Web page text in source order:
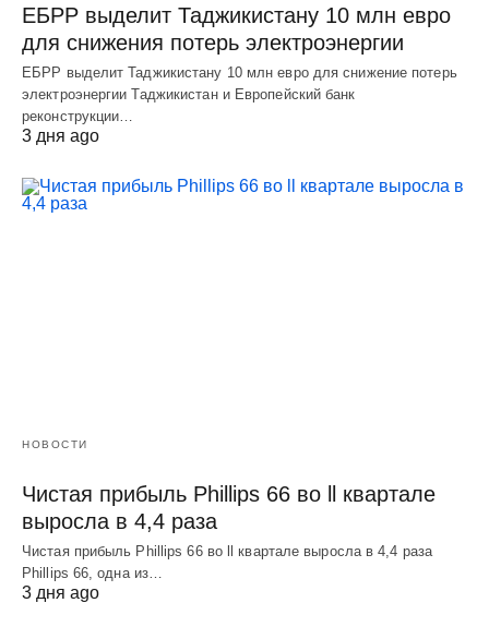
ЕБРР выделит Таджикистану 10 млн евро
для снижения потерь электроэнергии
ЕБРР выделит Таджикистану 10 млн евро для снижение потерь
электроэнергии Таджикистан и Европейский банк
реконструкции…
3 дня ago
НОВОСТИ
Чистая прибыль Phillips 66 во ll квартале
выросла в 4,4 раза
Чистая прибыль Phillips 66 во ll квартале выросла в 4,4 раза
Phillips 66, одна из…
3 дня ago